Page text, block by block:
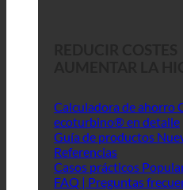
Calculadora de ahorro
ecoturbino® en detalle
Guía de productos
Referencias
Casos prácticos
FAQ | Preguntas